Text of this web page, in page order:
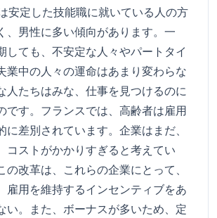
安定した技能職に就いている人の方
、男性に多い傾向があります。一
しても、不安定な人々やパートタイ
業中の人々の運命はあまり変わらな
人たちはみな、仕事を見つけるのに
です。フランスでは、高齢者は雇用
に差別されています。企業はまだ、
コストがかかりすぎると考えてい
の改革は、これらの企業にとって、
雇用を維持するインセンティブをあ
い。また、ボーナスが多いため、定